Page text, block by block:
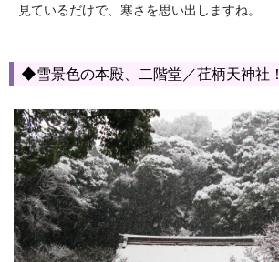
見ているだけで、寒さを思い出しますね。
◆雪景色の本殿、二階堂／荏柄天神社！